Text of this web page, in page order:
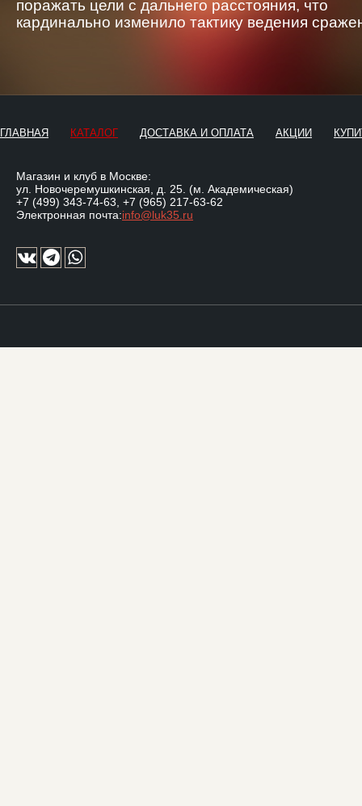
поражать цели с дальнего расстояния, что
кардинально изменило тактику ведения
ГЛАВНАЯ КАТАЛОГ ДОСТАВКА И ОПЛАТА АКЦИИ
Магазин и клуб в Москве:
ул. Новочеремушкинская, д. 25. (м. Академическая)
+7 (499) 343-74-63 +7 (965) 217-63-62
Электронная почта:info@luk35.ru